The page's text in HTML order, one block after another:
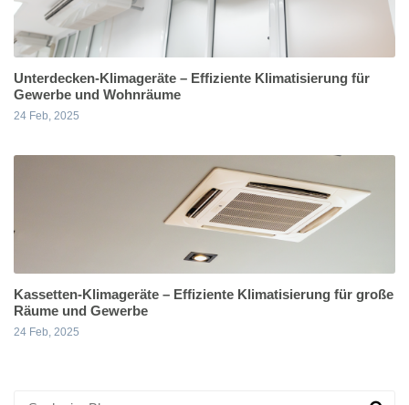
Unterdecken-Klimageräte – Effiziente Klimatisierung für
Gewerbe und Wohnräume
24 Feb, 2025
Kassetten-Klimageräte – Effiziente Klimatisierung für große
Räume und Gewerbe
24 Feb, 2025